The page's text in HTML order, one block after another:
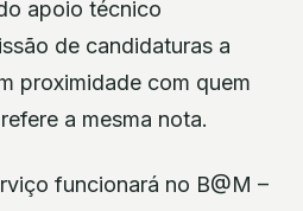
apoio técnico
de candidaturas a
proximidade com quem
a mesma nota.
funcionará no B@M –